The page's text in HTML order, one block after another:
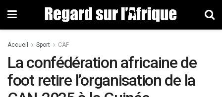
Accueil Sport CAF
La confédération africaine de
foot retire l’organisation de la